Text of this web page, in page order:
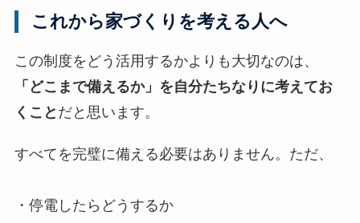
これから家づくりを考える人へ
この制度をどう活用するかよりも大切なのは、
「どこまで備えるか」を自分たちなりに考えてお
くこと だと思います。
すべてを完璧に備える必要はありません。ただ、
・停電したらどうするか